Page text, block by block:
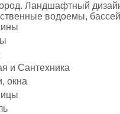
Ландшафтный
водоемы,
и Сантехника
окна